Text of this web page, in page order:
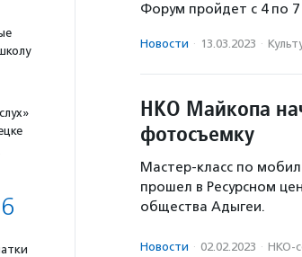
Форум пройдет с 4 по 7
Новости · 13.03.2023 ·
НКО Майкопа
фотосъемку
Мастер-класс по
прошел в Ресурсном
общества Адыгеи.
Новости · 02.02.2023 · НКО-